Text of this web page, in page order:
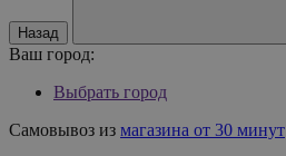
Назад
Ваш город:
Выбрать город
Самовывоз из магазина от 30 минут